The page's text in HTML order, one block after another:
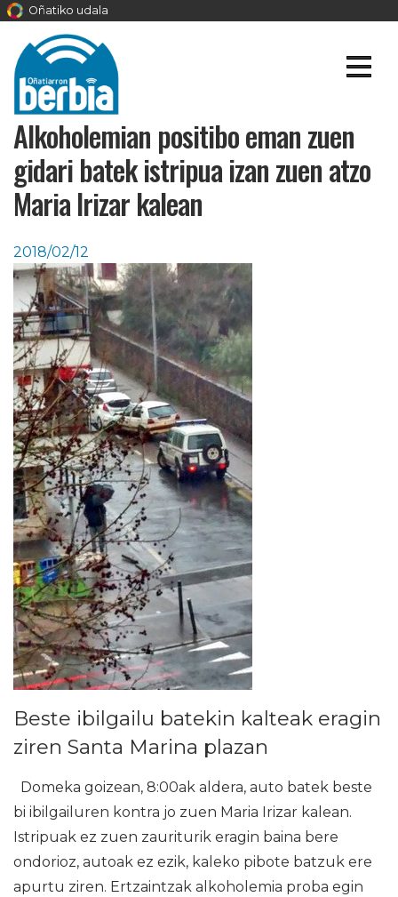
Oñatiko udala
Alkoholemian positibo eman zuen
gidari batek istripua izan zuen atzo
Maria Irizar kalean
2018/02/12
Beste ibilgailu batekin kalteak eragin
ziren Santa Marina plazan
Domeka goizean, 8:00ak aldera, auto batek beste
bi ibilgailuren kontra jo zuen Maria Irizar kalean.
Istripuak ez zuen zauriturik eragin baina bere
ondorioz, autoak ez ezik, kaleko pibote batzuk ere
apurtu ziren. Ertzaintzak alkoholemia proba egin